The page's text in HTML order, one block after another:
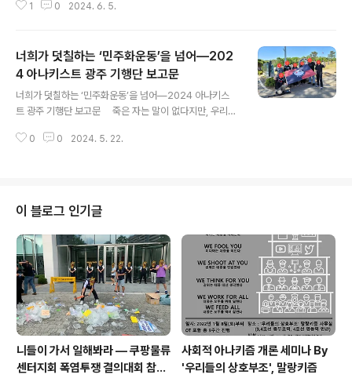
참사지만 이 일은 하루이틀 있는 일이 아니다. 이스라엘
군은 지속적으로 가자 지구를 억압했었다. 이런 천인공노
할 참사를 벌인 이스라엘군과 이를 용인하는 이스라
엘 및 각 세계의 정부를 향해 은 6월 1일 토요일 서울퀴어
문화 축제에 동참하며 16차 집회를 개최했다. 역시 이스라
엘군의 만행에 분개하며 해당 집회에 연대했다. 요즘 세상
을 돌아보면 ‘비인도적인 이슬람’이라느니, ‘폭력적인 하마
1 0 2024. 6. 5.
너희가 덧칠하는 ‘민주화운동’을 넘어―202
4 아나키스트 광주 기행단 보고문
너희가 덧칠하는 ‘민주화운동’을 넘어―2024 아나키스
트 광주 기행단 보고문 죽은 자는 말이 없다지만, 우리는
어떻게, 왜 부르는지일 것이다. 2024년 한국 정치권의
대표는 ‘영남에서 기른 국화 1천 송이’를 가져가 1천 번 헌
화하는 묘기를 보여주었고, 서울 도봉 갑 선거구에서 새로
국회의원이 된 국민의힘 김재섭 당선인은 4호선 쌍문역 인
근에 ‘5.18정신이 민주주의의 초석입니다’라는 현수막을
게재하기도 했다. 젊은 정치인들뿐만 아니라 여야 각층에
서 나란히..
0 0 2024. 5. 22.
이 블로그 인기글
니들이 가서 일해봐라 — 쿠팡물류
센터지회 폭염투쟁 결의대회 참가
사회적 아나키즘 개론 세미나 By
'우리들의 상호부조', 말랑키즘